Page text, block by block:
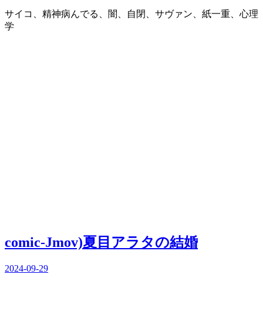
サイコ、精神病んでる、闇、自閉、サヴァン、紙一重、心理
学
comic-Jmov)夏目アラタの結婚
2024-09-29